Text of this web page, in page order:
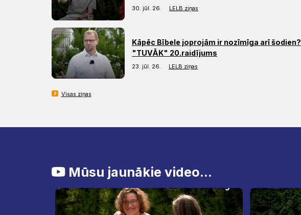
30. jūl. 26. LELB ziņas
Kāpēc Bībele joprojām ir nozīmīga arī šodien?
"TUVĀK" 20.raidījums
23. jūl. 26. LELB ziņas
Visas ziņas
Mūsu jaunākie video...